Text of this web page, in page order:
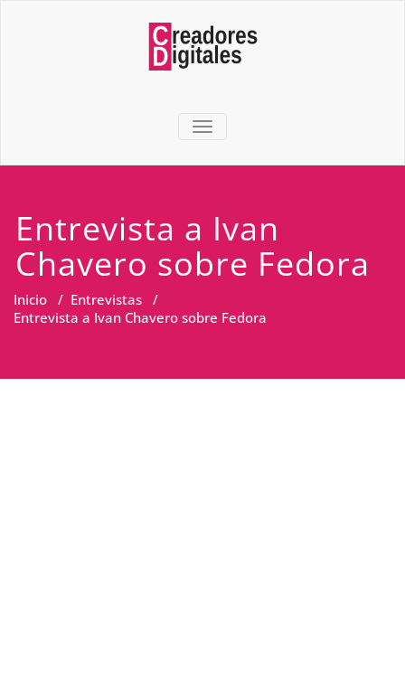
TOGGLE NAVIGATION
Entrevista a Ivan
Chavero sobre Fedora
Inicio / Entrevistas /
Entrevista a Ivan Chavero sobre Fedora